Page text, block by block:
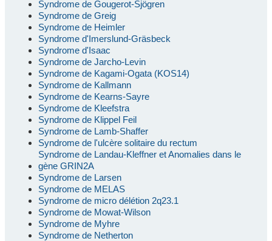
Syndrome de Gougerot-Sjögren
Syndrome de Greig
Syndrome de Heimler
Syndrome d'Imerslund-Gräsbeck
Syndrome d'Isaac
Syndrome de Jarcho-Levin
Syndrome de Kagami-Ogata (KOS14)
Syndrome de Kallmann
Syndrome de Kearns-Sayre
Syndrome de Kleefstra
Syndrome de Klippel Feil
Syndrome de Lamb-Shaffer
Syndrome de l'ulcère solitaire du rectum
Syndrome de Landau-Kleffner et Anomalies dans le
gène GRIN2A
Syndrome de Larsen
Syndrome de MELAS
Syndrome de micro délétion 2q23.1
Syndrome de Mowat-Wilson
Syndrome de Myhre
Syndrome de Netherton